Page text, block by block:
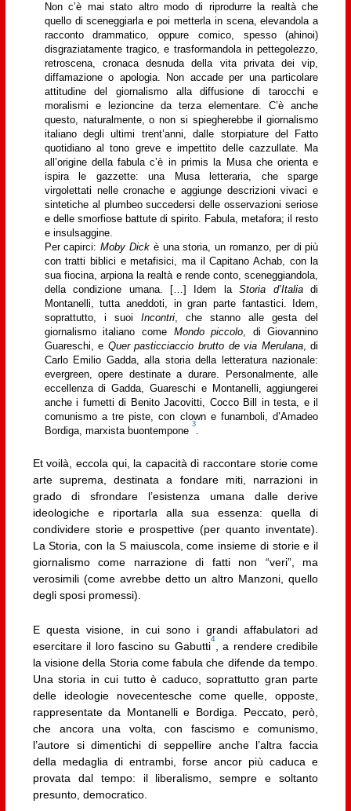
Non c’è mai stato altro modo di riprodurre la realtà che
quello di sceneggiarla e poi metterla in scena, elevandola a
racconto drammatico, oppure comico, spesso (ahinoi)
disgraziatamente tragico, e trasformandola in pettegolezzo,
retroscena, cronaca desnuda della vita privata dei vip,
diffamazione o apologia. Non accade per una particolare
attitudine del giornalismo alla diffusione di tarocchi e
moralismi e lezioncine da terza elementare. C’è anche
questo, naturalmente, o non si spiegherebbe il giornalismo
italiano degli ultimi trent’anni, dalle storpiature del Fatto
quotidiano al tono greve e impettito delle cazzullate. Ma
all’origine della fabula c’è in primis la Musa che orienta e
ispira le gazzette: una Musa letteraria, che sparge
virgolettati nelle cronache e aggiunge descrizioni vivaci e
sintetiche al plumbeo succedersi delle osservazioni seriose
e delle smorfiose battute di spirito. Fabula, metafora; il resto
e insulsaggine.
Per capirci:Moby Dick è una storia, un romanzo, per di più
con tratti biblici e metafisici, ma il Capitano Achab, con la
sua fiocina, arpiona la realtà e rende conto, sceneggiandola,
della condizione umana. […] Idem laStoria d’Italiadi
Montanelli, tutta aneddoti, in gran parte fantastici. Idem,
soprattutto, i suoi Incontri, che stanno alle gesta del
giornalismo italiano come Mondo piccolo, di Giovannino
Guareschi, e Quer pasticciaccio brutto de via Merulana, di
Carlo Emilio Gadda, alla storia della letteratura nazionale:
evergreen, opere destinate a durare. Personalmente, alle
eccellenza di Gadda, Guareschi e Montanelli, aggiungerei
anche i fumetti di Benito Jacovitti, Cocco Bill in testa, e il
comunismo a tre piste, con clown e funamboli, d’Amadeo
Bordiga, marxista buontempone
3
.
Et voilà, eccola qui, la capacità di raccontare storie come
arte suprema, destinata a fondare miti, narrazioni in
grado di sfrondare l’esistenza umana dalle derive
ideologiche e riportarla alla sua essenza: quella di
condividere storie e prospettive (per quanto inventate).
La Storia, con la S maiuscola, come insieme di storie e il
giornalismo come narrazione di fatti non “veri”, ma
verosimili (come avrebbe detto un altro Manzoni, quello
degli sposi promessi).
E questa visione, in cui sono i grandi affabulatori ad
esercitare il loro fascino su Gabutti
4
, a rendere credibile
la visione della Storia come fabula che difende da tempo.
Una storia in cui tutto è caduco, soprattutto gran parte
delle ideologie novecentesche come quelle, opposte,
rappresentate da Montanelli e Bordiga. Peccato, però,
che ancora una volta, con fascismo e comunismo,
l’autore si dimentichi di seppellire anche l’altra faccia
della medaglia di entrambi, forse ancor più caduca e
provata dal tempo: il liberalismo, sempre e soltanto
presunto, democratico.